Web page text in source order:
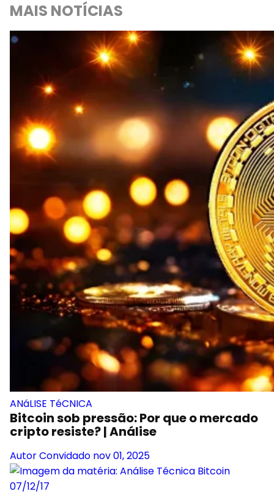
MAIS NOTÍCIAS
ANáLISE TéCNICA
Bitcoin sob pressão: Por que o mercado
cripto resiste? | Análise
Autor Convidado nov 01, 2025